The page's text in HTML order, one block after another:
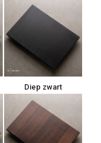
Diep zwart